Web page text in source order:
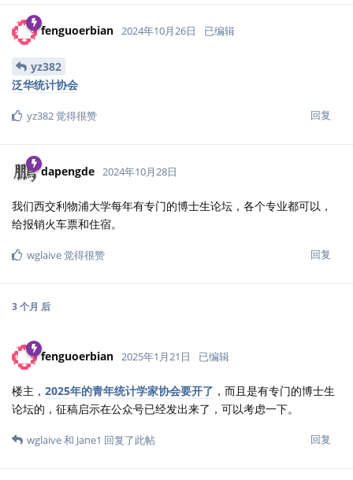
fenguoerbian 2024年10月26日 已编辑
yz382
泛华统计协会
回复
yz382觉得很赞
dapengde 2024年10月28日
我们西交利物浦大学每年有专门的博士生论坛，各个专业都可以，
给报销火车票和住宿。
回复
wglaive觉得很赞
3 个月 后
fenguoerbian 2025年1月21日 已编辑
楼主， 2025年的青年统计学家协会要开了 ，而且是有专门的博士生
论坛的，征稿启示在公众号已经发出来了，可以考虑一下。
回复
wglaive和 Jane1 回复了此帖